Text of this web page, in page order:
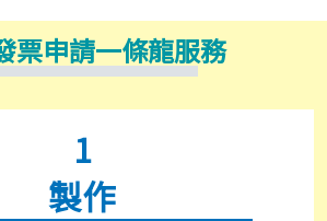
票申請一條龍服務
1
製作